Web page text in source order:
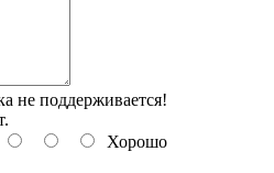
не поддерживается!
Хорошо